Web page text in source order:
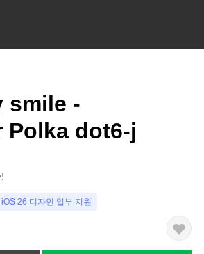
smile -
Polka dot6-j
iOS 26 디자인 일부 지원